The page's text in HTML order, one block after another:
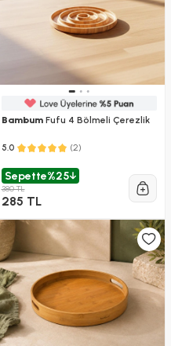
BambumFufu 4 Bölmeli Çerezlik
5.0 (2)
Sepette%25
380 TL
285 TL